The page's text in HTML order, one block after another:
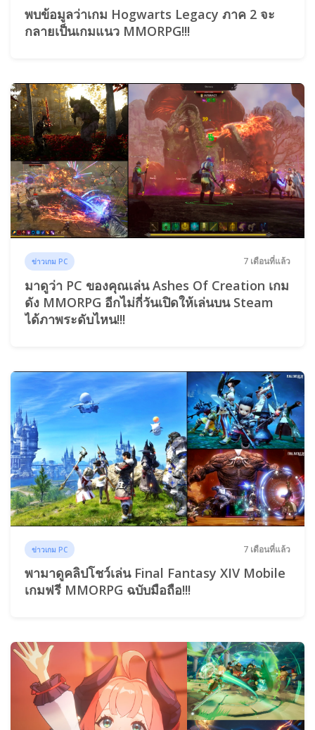
พบข้อมูลว่าเกม Hogwarts Legacy ภาค 2 จะ
กลายเป็นเกมแนว MMORPG!!!
ข่าวเกม PC 7 เดือนที่แล้ว
มาดูว่า PC ของคุณเล่น Ashes Of Creation เกม
ดัง MMORPG อีกไม่กี่วันเปิดให้เล่นบน Steam
ได้ภาพระดับไหน!!!
ข่าวเกม PC 7 เดือนที่แล้ว
พามาดูคลิปโชว์เล่น Final Fantasy XIV Mobile
เกมฟรี MMORPG ฉบับมือถือ!!!